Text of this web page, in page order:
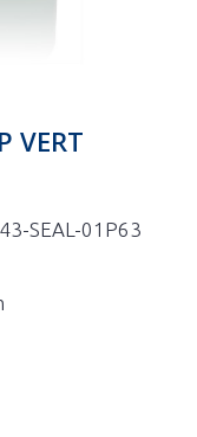
VERT
SEAL-01P63